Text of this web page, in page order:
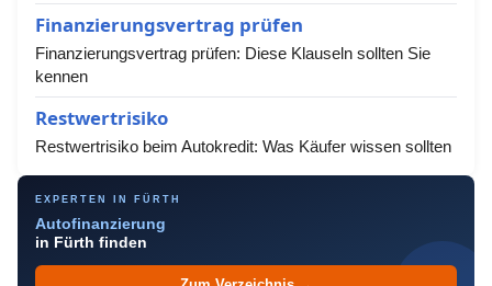
Finanzierungsvertrag prüfen
Finanzierungsvertrag prüfen: Diese Klauseln sollten Sie
kennen
Restwertrisiko
Restwertrisiko beim Autokredit: Was Käufer wissen sollten
EXPERTEN IN FÜRTH
Autofinanzierung
in Fürth finden